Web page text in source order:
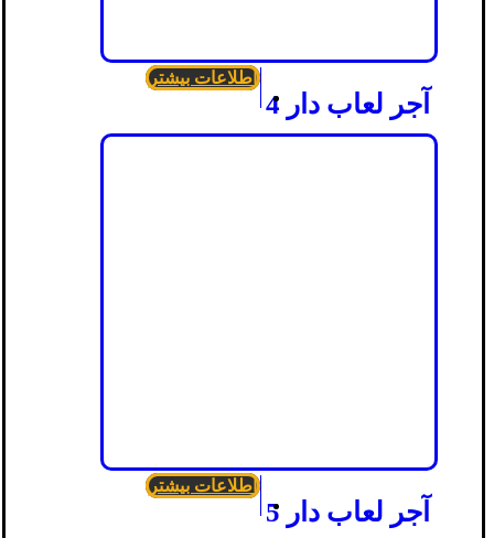
آجر لعاب دار 4
اطلاعات بیشتر
آجر لعاب دار 5
اطلاعات بیشتر